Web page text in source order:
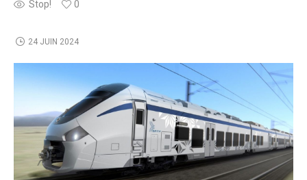
Stop! 0
24 JUIN 2024